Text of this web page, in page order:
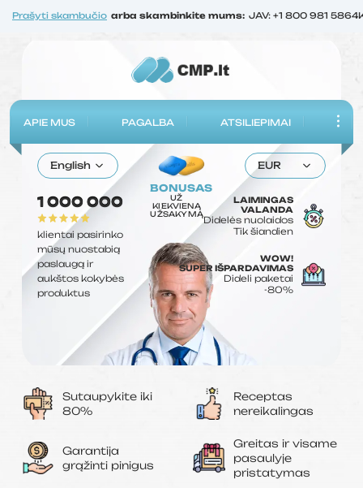
Prašyti skambučio arba skambinkite mums: JAV: +1 800 981 5864
APIE MUS PAGALBA ATSILIEPIMAI
BONUSAS
UŽ
KIEKVIENĄ
UŽSAKYMĄ
English EUR
1 000 000
klientai pasirinko
mūsų nuostabią
paslaugą ir
aukštos kokybės
produktus
LAIMINGAS
VALANDA
Didelės nuolaidos
Tik šiandien
WOW!
SUPER IŠPARDAVIMAS
Dideli paketai
-80%
Sutaupykite iki
80%
Receptas
nereikalingas
Garantija
grąžinti pinigus
Greitas ir visame
pasaulyje
pristatymas